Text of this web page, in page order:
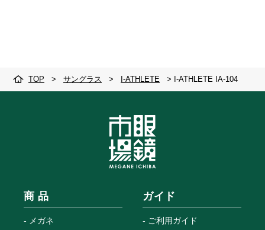
TOP > サングラス > I-ATHLETE > I-ATHLETE IA-104
商 品
メガネ
ガイド
ご利用ガイド